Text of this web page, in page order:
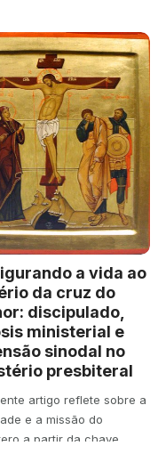
a vida ao
da cruz do
discipulado,
ministerial e
sinodal no
presbiteral
artigo reflete sobre a
e a missão do
a partir da chave